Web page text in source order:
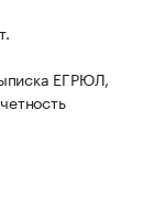
ЕГРЮЛ,